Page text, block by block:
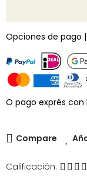
Opciones de pago |
O pago exprés con
Compare
Calificación: